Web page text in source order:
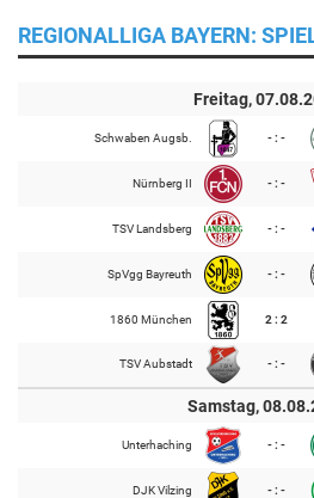
REGIONALLIGA BAYERN:
Freitag,
Schwaben Augsb. - : -
Nürnberg II - : -
TSV Landsberg - : -
SpVgg Bayreuth - : -
1860 München 2 : 2
TSV Aubstadt - : -
Samstag,
Unterhaching - : -
DJK Vilzing - : -